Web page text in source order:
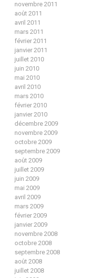
novembre 2011
août 2011
avril 2011
mars 2011
février 2011
janvier 2011
juillet 2010
juin 2010
mai 2010
avril 2010
mars 2010
février 2010
janvier 2010
décembre 2009
novembre 2009
octobre 2009
septembre 2009
août 2009
juillet 2009
juin 2009
mai 2009
avril 2009
mars 2009
février 2009
janvier 2009
novembre 2008
octobre 2008
septembre 2008
août 2008
juillet 2008